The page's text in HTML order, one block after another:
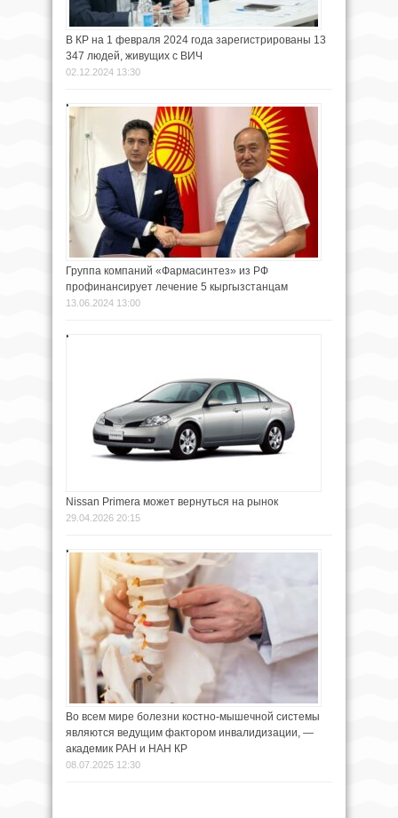
В КР на 1 февраля 2024 года зарегистрированы 13
347 людей, живущих с ВИЧ
02.12.2024 13:30
Группа компаний «Фармасинтез» из РФ
профинансирует лечение 5 кыргызстанцам
13.06.2024 13:00
Nissan Primera может вернуться на рынок
29.04.2026 20:15
Во всем мире болезни костно-мышечной системы
являются ведущим фактором инвалидизации, —
академик РАН и НАН КР
08.07.2025 12:30